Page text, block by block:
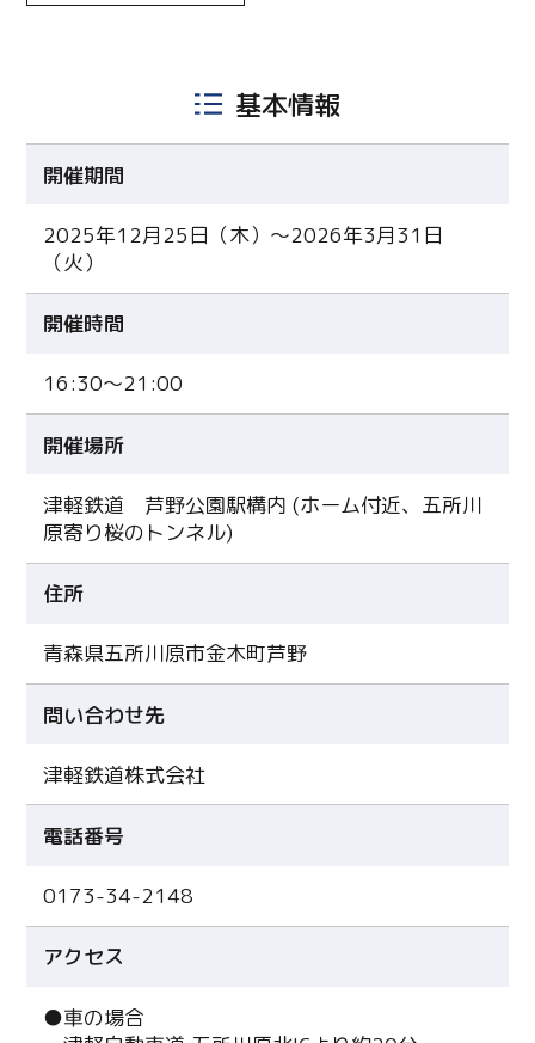
基本情報
開催期間
2025年12月25日（木）〜2026年3月31日
（火）
開催時間
16:30〜21:00
開催場所
津軽鉄道 芦野公園駅構内 (ホーム付近、五所川
原寄り桜のトンネル)
住所
青森県五所川原市金木町芦野
問い合わせ先
津軽鉄道株式会社
電話番号
0173-34-2148
アクセス
●車の場合